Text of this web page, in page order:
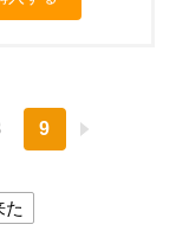
9
た